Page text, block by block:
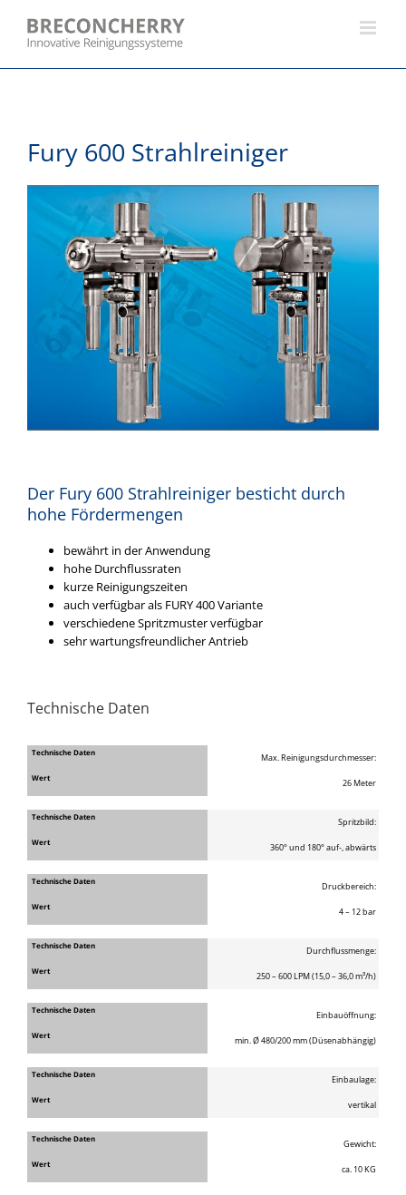
content
Fury 600 Strahlreiniger
Der Fury 600 Strahlreiniger besticht durch
hohe Fördermengen
bewährt in der Anwendung
hohe Durchflussraten
kurze Reinigungszeiten
auch verfügbar als FURY 400 Variante
verschiedene Spritzmuster verfügbar
sehr wartungsfreundlicher Antrieb
Technische Daten
Max. Reinigungsdurchmesser:
26 Meter
Spritzbild:
360° und 180° auf-, abwärts
Druckbereich:
4 – 12 bar
Durchflussmenge:
250 – 600 LPM (15,0 – 36,0 m³/h)
Einbauöffnung:
min. Ø 480/200 mm (Düsenabhängig)
Einbaulage:
vertikal
Gewicht:
ca. 10 KG